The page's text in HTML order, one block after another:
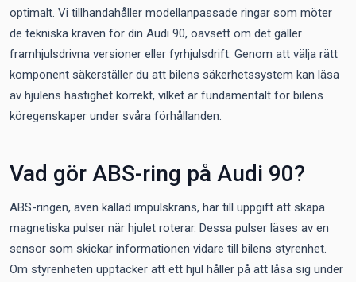
optimalt. Vi tillhandahåller modellanpassade ringar som möter
de tekniska kraven för din Audi 90, oavsett om det gäller
framhjulsdrivna versioner eller fyrhjulsdrift. Genom att välja rätt
komponent säkerställer du att bilens säkerhetssystem kan läsa
av hjulens hastighet korrekt, vilket är fundamentalt för bilens
köregenskaper under svåra förhållanden.
Vad gör ABS-ring på Audi 90?
ABS-ringen, även kallad impulskrans, har till uppgift att skapa
magnetiska pulser när hjulet roterar. Dessa pulser läses av en
sensor som skickar informationen vidare till bilens styrenhet.
Om styrenheten upptäcker att ett hjul håller på att låsa sig under